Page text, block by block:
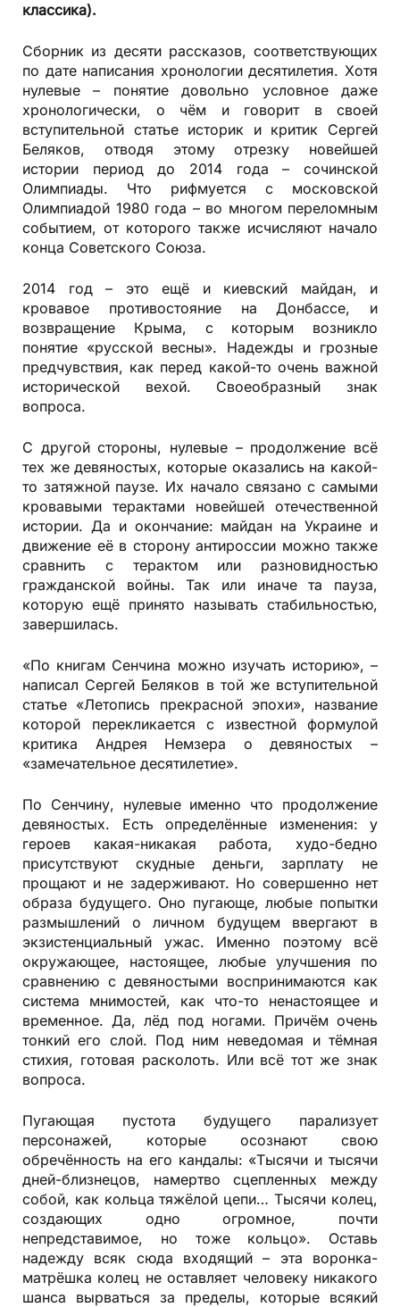
классика).
Сборник из десяти рассказов, соответствующих
по дате написания хронологии десятилетия. Хотя
нулевые – понятие довольно условное даже
хронологически, о чём и говорит в своей
вступительной статье историк и критик Сергей
Беляков, отводя этому отрезку новейшей
истории период до 2014 года – сочинской
Олимпиады. Что рифмуется с московской
Олимпиадой 1980 года – во многом переломным
событием, от которого также исчисляют начало
конца Советского Союза.
2014 год – это ещё и киевский майдан, и
кровавое противостояние на Донбассе, и
возвращение Крыма, с которым возникло
понятие «русской весны». Надежды и грозные
предчувствия, как перед какой-то очень важной
исторической вехой. Своеобразный знак
вопроса.
С другой стороны, нулевые – продолжение всё
тех же девяностых, которые оказались на какой-
то затяжной паузе. Их начало связано с самыми
кровавыми терактами новейшей отечественной
истории. Да и окончание: майдан на Украине и
движение её в сторону антироссии можно также
сравнить с терактом или разновидностью
гражданской войны. Так или иначе та пауза,
которую ещё принято называть стабильностью,
завершилась.
«По книгам Сенчина можно изучать историю», –
написал Сергей Беляков в той же вступительной
статье «Летопись прекрасной эпохи», название
которой перекликается с известной формулой
критика Андрея Немзера о девяностых –
«замечательное десятилетие».
По Сенчину, нулевые именно что продолжение
девяностых. Есть определённые изменения: у
героев какая-никакая работа, худо-бедно
присутствуют скудные деньги, зарплату не
прощают и не задерживают. Но совершенно нет
образа будущего. Оно пугающе, любые попытки
размышлений о личном будущем ввергают в
экзистенциальный ужас. Именно поэтому всё
окружающее, настоящее, любые улучшения по
сравнению с девяностыми воспринимаются как
система мнимостей, как что-то ненастоящее и
временное. Да, лёд под ногами. Причём очень
тонкий его слой. Под ним неведомая и тёмная
стихия, готовая расколоть. Или всё тот же знак
вопроса.
Пугающая пустота будущего парализует
персонажей, которые осознают свою
обречённость на его кандалы: «Тысячи и тысячи
дней-близнецов, намертво сцепленных между
собой, как кольца тяжёлой цепи… Тысячи колец,
создающих одно огромное, почти
непредставимое, но тоже кольцо». Оставь
надежду всяк сюда входящий – эта воронка-
матрёшка колец не оставляет человеку никакого
шанса вырваться за пределы, которые всякий